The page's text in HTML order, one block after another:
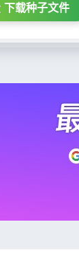
下载种子文件